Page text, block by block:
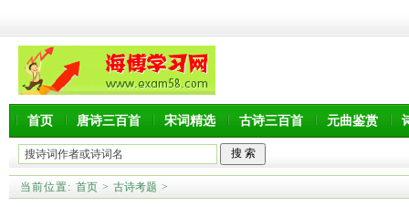
首页 唐诗三百首 宋词精选 古诗三百首 元曲鉴赏
当前位置: 首页 > 古诗考题 >